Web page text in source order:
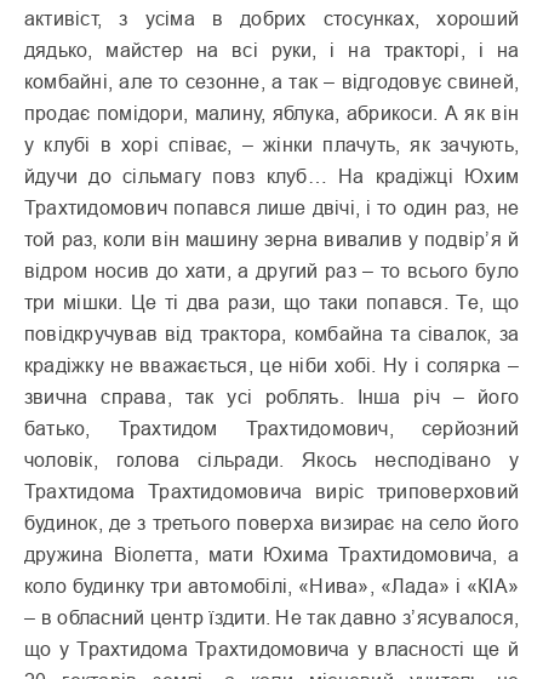
активіст, з усіма в добрих стосунках, хороший
дядько, майстер на всі руки, і на тракторі, і на
комбайні, але то сезонне, а так – відгодовує свиней,
продає помідори, малину, яблука, абрикоси. А як він
у клубі в хорі співає, – жінки плачуть, як зачують,
йдучи до сільмагу повз клуб… На крадіжці Юхим
Трахтидомович попався лише двічі, і то один раз, не
той раз, коли він машину зерна вивалив у подвір’я й
відром носив до хати, а другий раз – то всього було
три мішки. Це ті два рази, що таки попався. Те, що
повідкручував від трактора, комбайна та сівалок, за
крадіжку не вважається, це ніби хобі. Ну і солярка –
звична справа, так усі роблять. Інша річ – його
батько, Трахтидом Трахтидомович, серйозний
чоловік, голова сільради. Якось несподівано у
Трахтидома Трахтидомовича виріс триповерховий
будинок, де з третього поверха визирає на село його
дружина Віолетта, мати Юхима Трахтидомовича, а
коло будинку три автомобілі, «Нива», «Лада» і «КІА»
– в обласний центр їздити. Не так давно з’ясувалося,
що у Трахтидома Трахтидомовича у власності ще й